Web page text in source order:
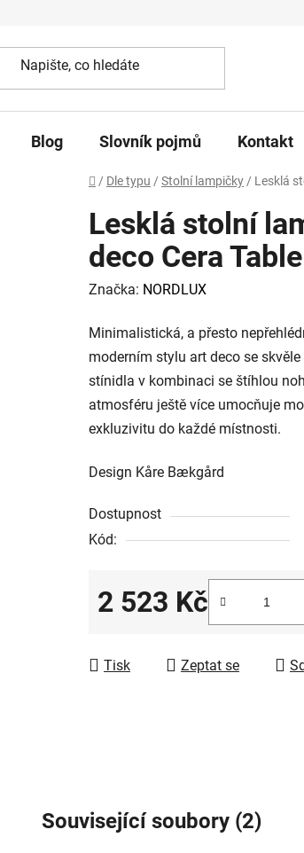
Blog Slovník pojmů Kontakt
Domů
/ Dle typu / Stolní lampičky / Lesklá
Lesklá stolní
deco Cera Table
Značka: NORDLUX
Minimalistická, a přesto
moderním stylu art deco se
stínidla v kombinaci se štíhlou
atmosféru ještě více umocňuje
exkluzivitu do každé místnosti.
Design Kåre Bækgård
Dostupnost
Kód:
2 523 Kč
Tisk Zeptat se
Související soubory (2)